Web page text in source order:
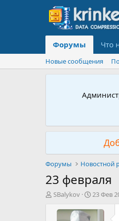
Форумы Что
Новые сообщения
Форумы Новостной
23 февраля
А
SBalykov
Д
т
23 Фев